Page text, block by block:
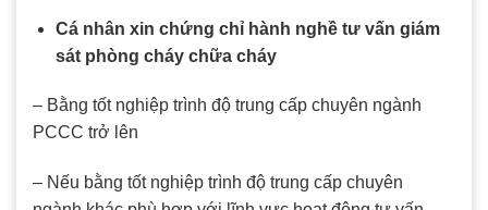
Cá nhân xin chứng chỉ hành nghề tư vấn giám
sát phòng cháy chữa cháy
– Bằng tốt nghiệp trình độ trung cấp chuyên ngành
PCCC trở lên
– Nếu bằng tốt nghiệp trình độ trung cấp chuyên